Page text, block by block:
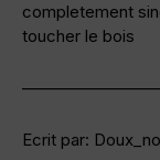
completement
toucher le bois
Ecrit par: